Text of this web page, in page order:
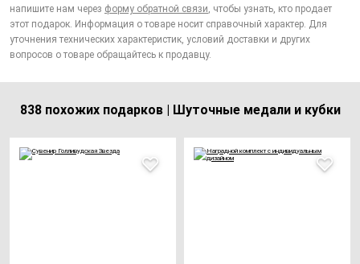
напишите нам через форму обратной связи, чтобы узнать, кто продает
этот подарок. Информация о товаре носит справочный характер. Для
уточнения технических характеристик, условий доставки и других
вопросов о товаре обращайтесь к продавцу.
838 похожих подарков | Шуточные медали и кубки